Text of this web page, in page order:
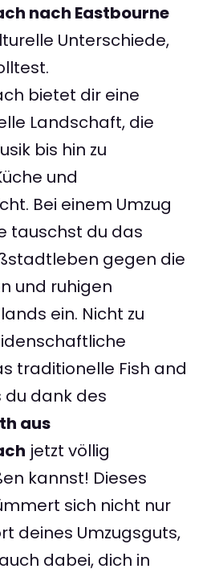
nach Eastbourne
Unterschiede,
bietet dir eine
Landschaft, die
bis hin zu
und
Bei einem Umzug
tauschst du das
gegen die
und ruhigen
ein. Nicht zu
traditionelle Fish and
du dank des
aus
jetzt völlig
kannst! Dieses
sich nicht nur
deines Umzugsguts,
dabei, dich in